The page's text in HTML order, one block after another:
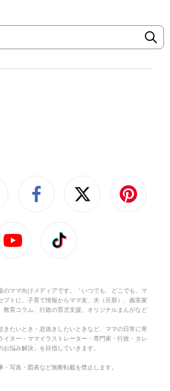
のママ向けメディアです。「いつでも、どこでも、マ
プトに、子育て情報からママ友、夫（旦那）、義実家
教育コラム、行政の育児支援、オリジナルまんがなど
きたいとき・息抜きしたいときなど、ママの日常に寄
イター・ママイラストレーター・専門家・行政・タレ
悩み解決」を目指していきます。
写真・図表など無断転載を禁止します。